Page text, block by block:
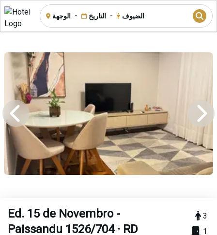
الوجهة - التاريخ - الضيوف
Ed. 15 de Novembro -
Paissandu 1526/704 · RD
3
1